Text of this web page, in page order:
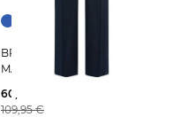
BRAX | Damen Stoffhose
MAINE S
60,15 €
109,95 €